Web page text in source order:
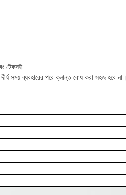
টেকসই.
সময় ব্যবহারের পরে ক্লান্ত বোধ করা সহজ হবে না।